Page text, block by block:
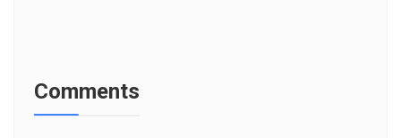
Comments